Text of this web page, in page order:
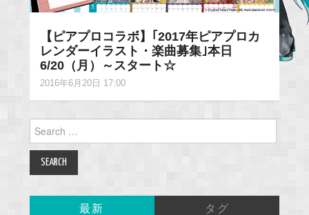
【ピアプロコラボ】｢2017年ピアプロカ
レンダーイラスト・楽曲募集｣本日
6/20（月）～スタート☆
2016年6月20日 17:00
for:
最新 タグ